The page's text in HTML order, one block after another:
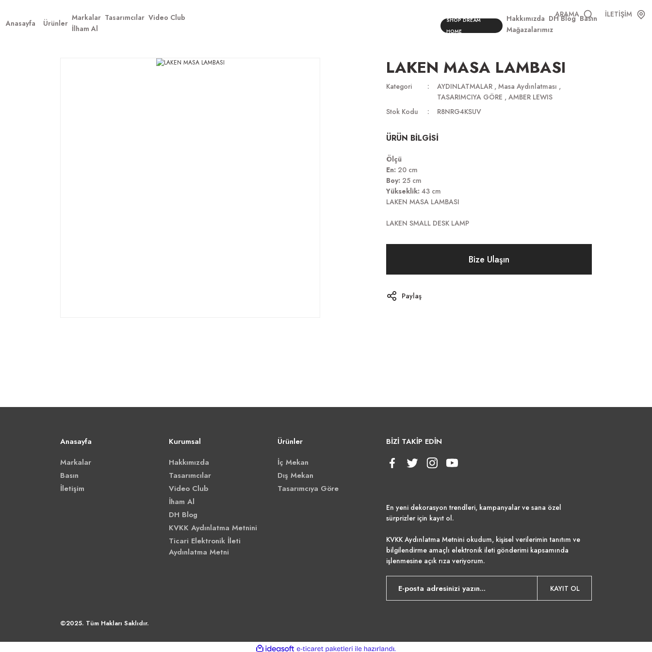
ARAMA
İLETİŞİM
Anasayfa
Ürünler
Markalar Tasarımcılar Video Club
İlham Al
SHOP DREAM
HOME
Hakkımızda DH Blog Basın
Mağazalarımız
LAKEN MASA LAMBASI
Kategori AYDINLATMALAR , Masa Aydınlatması ,
TASARIMCIYA GÖRE , AMBER LEWIS
Stok Kodu
R8NRG4KSUV
ÜRÜN BİLGİSİ
Ölçü
En: 20 cm
Boy: 25 cm
Yükseklik: 43 cm
LAKEN MASA LAMBASI
LAKEN SMALL DESK LAMP
Bize Ulaşın
Paylaş
Anasayfa
Markalar
Basın
İletişim
Kurumsal
Hakkımızda
Tasarımcılar
Video Club
İham Al
DH Blog
KVKK Aydınlatma Metnini
Ticari Elektronik İleti
Aydınlatma Metni
Ürünler
İç Mekan
Dış Mekan
Tasarımcıya Göre
BİZİ TAKİP EDİN
En yeni dekorasyon trendleri, kampanyalar ve sana özel
sürprizler için kayıt ol.
KVKK Aydınlatma Metnini okudum, kişisel verilerimin tanıtım ve
bilgilendirme amaçlı elektronik ileti gönderimi kapsamında
işlenmesine açık rıza veriyorum.
KAYIT OL
©2025. Tüm Hakları Saklıdır.
ideasoft e-